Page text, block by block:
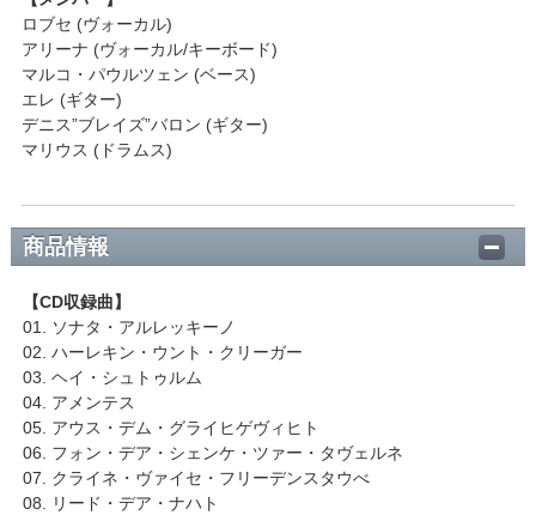
ロブセ (ヴォーカル)
アリーナ (ヴォーカル/キーボード)
マルコ・パウルツェン (ベース)
エレ (ギター)
デニス”ブレイズ”バロン (ギター)
マリウス (ドラムス)
商品情報
【CD収録曲】
01. ソナタ・アルレッキーノ
02. ハーレキン・ウント・クリーガー
03. ヘイ・シュトゥルム
04. アメンテス
05. アウス・デム・グライヒゲヴィヒト
06. フォン・デア・シェンケ・ツァー・タヴェルネ
07. クライネ・ヴァイセ・フリーデンスタウべ
08. リード・デア・ナハト